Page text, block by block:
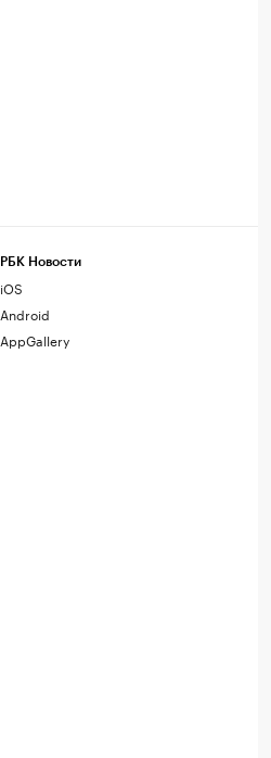
РБК Новости
iOS
Android
AppGallery